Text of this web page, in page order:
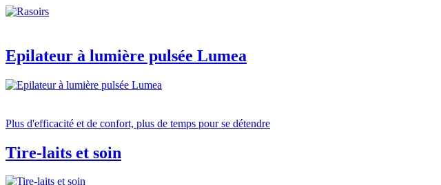
Epilateur à lumière pulsée Lumea
Plus d'efficacité et de confort, plus de temps pour se détendre
Tire-laits et soin